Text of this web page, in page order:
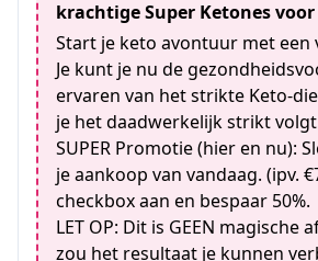
krachtige Super Ketones voor
Start je keto avontuur met een
Je kunt je nu de
ervaren van het strikte Keto-
je het daadwerkelijk strikt
SUPER Promotie (hier en nu):
je aankoop van vandaag. (ipv.
checkbox aan en bespaar 50%.
LET OP: Dit is GEEN magische
zou het resultaat je kunnen